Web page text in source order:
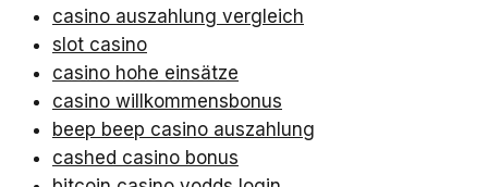
casino auszahlung vergleich
slot casino
casino hohe einsätze
casino willkommensbonus
beep beep casino auszahlung
cashed casino bonus